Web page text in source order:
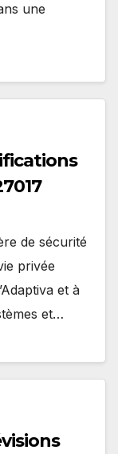
une
de sécurité
privée
et à
et…